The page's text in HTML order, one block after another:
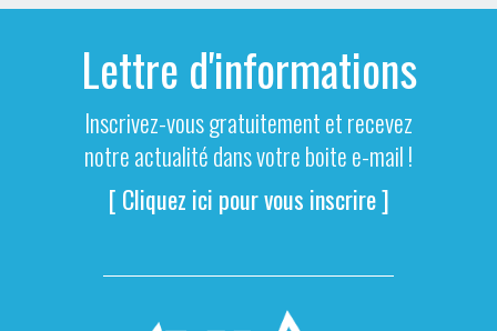
Lettre d'informations
Inscrivez-vous gratuitement et recevez
notre actualité dans votre boite e-mail !
[ Cliquez ici pour vous inscrire ]